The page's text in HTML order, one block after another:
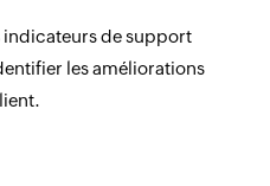
indicateurs de support
les améliorations